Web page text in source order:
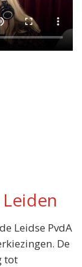
Leidse PvdA
De
tot